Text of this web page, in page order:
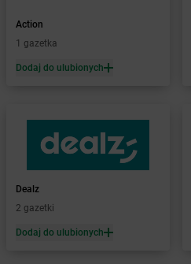
Żabka
Żabka Barlinek
Żabka Barniewice
Żabka Baruchowo
Żabka Barwałd Średni
Żabka Bełchatów
Action
1 gazetka
Dodaj do ulubionych
Dealz
2 gazetki
Dodaj do ulubionych